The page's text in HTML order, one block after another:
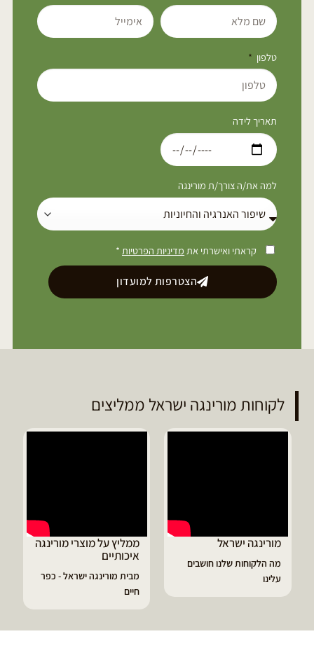
טלפון
תאריך לידה
למה את/ה צורך/ת מורינגה
קראתי ואישרתי את מדיניות הפרטיות*
הצטרפות למועדון
לקוחות מורינגה ישראל ממליצים
מורינגה ישראל
מה הלקוחות שלנו חושבים
עלינו
ממליץ על מוצרי מורינגה
איכותיים
מבית מורינגה ישראל - כפר
חיים